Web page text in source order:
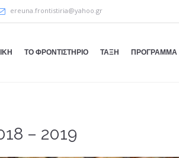
ereuna.frontistiria@yahoo.gr
ΤΟ ΦΡΟΝΤΙΣΤΗΡΙΟ ΤΑΞΗ ΠΡΟΓΡΑΜΜΑ
– 2019